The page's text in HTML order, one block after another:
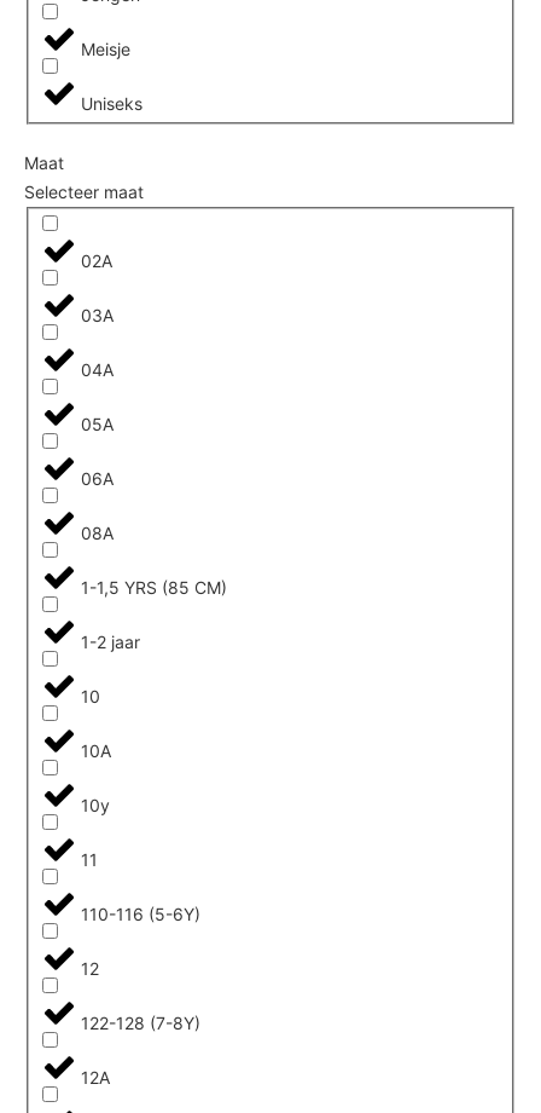
Meisje
Uniseks
Maat
Selecteer maat
02A
03A
04A
05A
06A
08A
1-1,5 YRS (85 CM)
1-2 jaar
10
10A
10y
11
110-116 (5-6Y)
12
122-128 (7-8Y)
12A